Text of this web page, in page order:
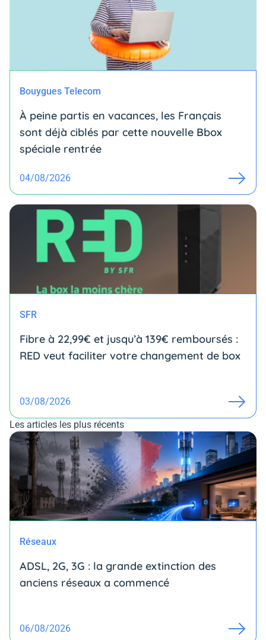
Bouygues Telecom
À peine partis en vacances, les Français
sont déjà ciblés par cette nouvelle Bbox
spéciale rentrée
04/08/2026
SFR
Fibre à 22,99€ et jusqu’à 139€ remboursés :
RED veut faciliter votre changement de box
03/08/2026
Les articles les plus récents
Réseaux
ADSL, 2G, 3G : la grande extinction des
anciens réseaux a commencé
06/08/2026